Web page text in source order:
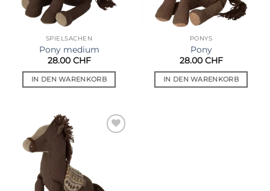
SPIELSACHEN
Pony medium
28.00 CHF
IN DEN WARENKORB
PONYS
Pony
28.00 CHF
IN DEN WARENKORB